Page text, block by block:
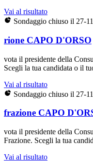
Vai al risultato
Sondaggio chiuso il 27-
rione CAPO D'ORSO
vota il presidente della
Scegli la tua candidata o il
Vai al risultato
Sondaggio chiuso il 27-
frazione CAPO
vota il presidente della
Frazione. Scegli la tua
Vai al risultato